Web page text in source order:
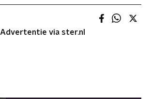
Advertentie via ster.nl